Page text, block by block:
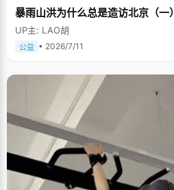
暴雨山洪为什么总是造访北京（一）
UP主: LAO胡
公益 • 2026/7/11